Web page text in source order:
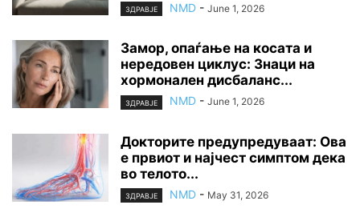
ЗДРАВЈЕ NMD - June 1, 2026
Замор, опаѓање на косата и
нередовен циклус: Знаци на
хормонален дисбаланс...
ЗДРАВЈЕ NMD - June 1, 2026
Докторите предупредуваат: Ова
е првиот и најчест симптом дека
во телото...
ЗДРАВЈЕ NMD - May 31, 2026